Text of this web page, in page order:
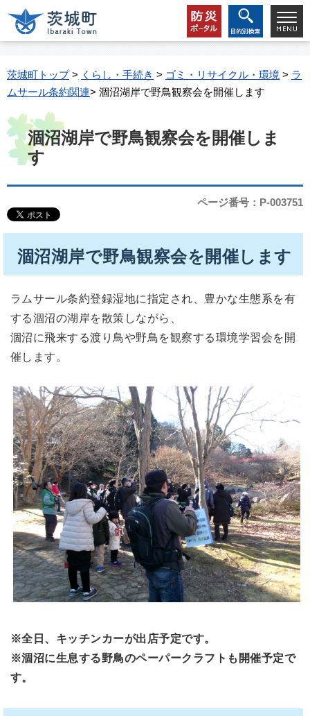
茨城町トップ> くらし・手続き > ゴミ・リサイクル・環境 > ラ
ムサール条約関連> 涸沼湖岸で野鳥観察会を開催します
涸沼湖岸で野鳥観察会を開催しま
す
ページ番号：P-003751
涸沼湖岸で野鳥観察会を開催します
ラムサール条約登録湿地に指定され、豊かな生態系を有
する涸沼の湖岸を散策しながら、
涸沼に飛来する渡り鳥や野鳥を観察する環境学習会を開
催します。
※全日、キッチンカーが出店予定です。
※涸沼に生息する野鳥のペーパークラフトも開催予定で
す。